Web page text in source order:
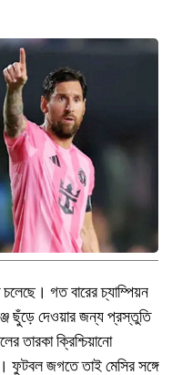
গত বারের চ্যাম্পিয়ন
ছুঁড়ে দেওয়ার জন্য প্রস্তুতি
তারকা ক্রিশ্চিয়ানো
ফুটবল জগতে তাই মেসির সঙ্গে